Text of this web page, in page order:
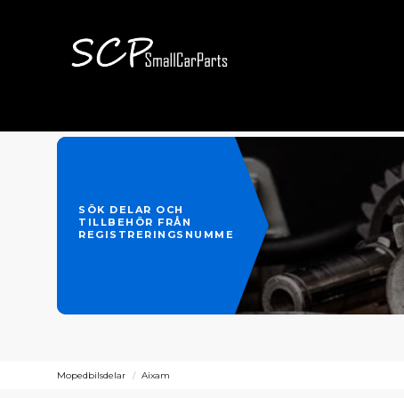
SÖK DELAR OCH
TILLBEHÖR FRÅN
REGISTRERINGSNUMMER
Mopedbilsdelar Aixam